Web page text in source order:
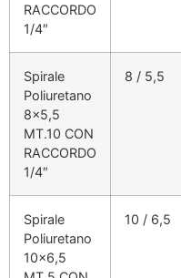
RACCORDO
1/4″
Spirale
Poliuretano
8×5,5
MT.10 CON
RACCORDO
1/4″
8 / 5,5
Spirale
Poliuretano
10×6,5
10 / 6,5